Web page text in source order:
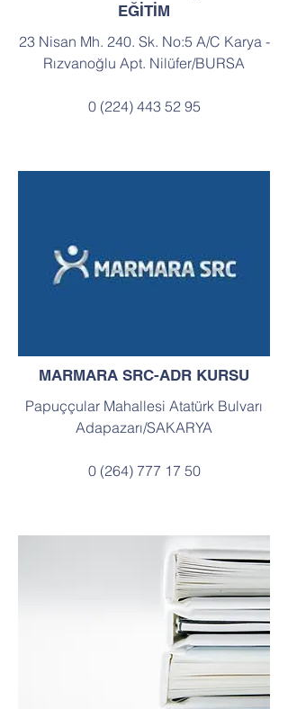
EĞİTİM
23 Nisan Mh. 240. Sk. No:5 A/C Karya -
Rızvanoğlu Apt. Nilüfer/BURSA
0 (224) 443 52 95
MARMARA SRC-ADR KURSU
Papuççular Mahallesi Atatürk Bulvarı
Adapazarı/SAKARYA
0 (264) 777 17 50